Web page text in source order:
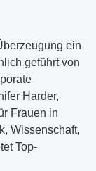
ein
geführt von
Harder,
Frauen in
Wissenschaft,
Top-